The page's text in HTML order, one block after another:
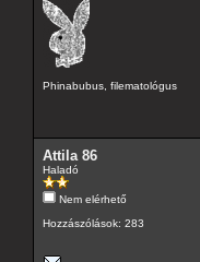
Phinabubus, filematológus
Attila 86
Haladó
Nem elérhető
Hozzászólások: 283